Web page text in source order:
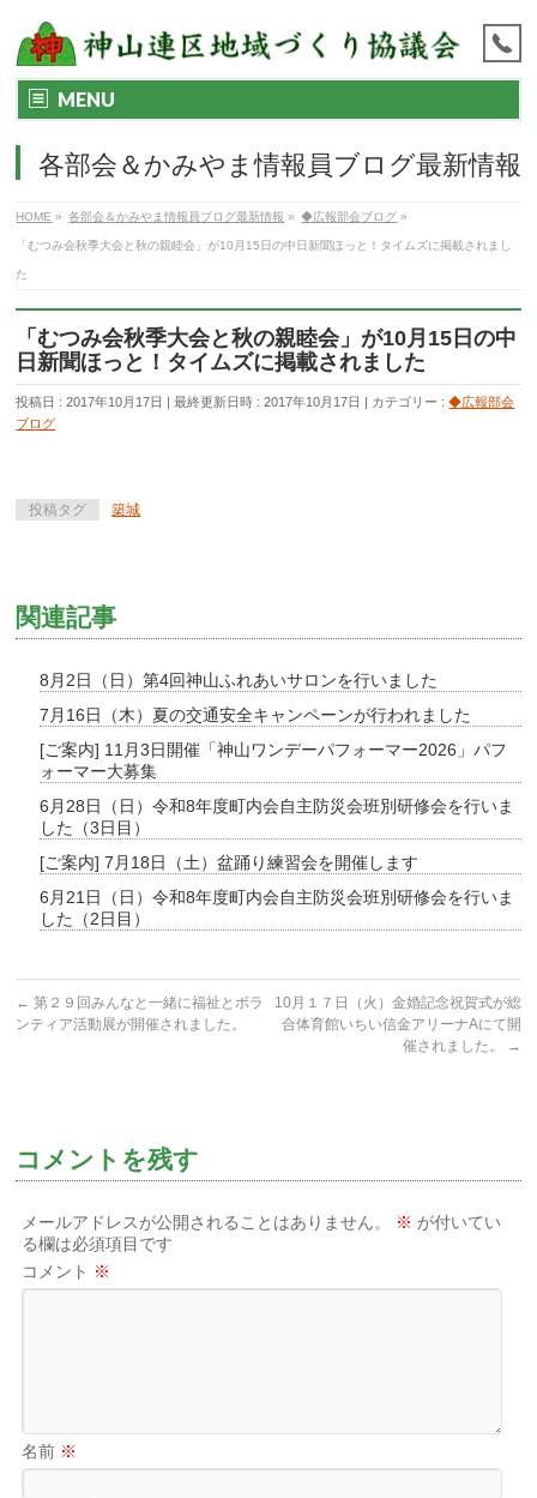
MENU
各部会＆かみやま情報員ブログ最新情報
HOME » 各部会＆かみやま情報員ブログ最新情報 » ◆広報部会ブログ »
「むつみ会秋季大会と秋の親睦会」が10月15日の中日新聞ほっと！タイムズに掲載されまし
た
「むつみ会秋季大会と秋の親睦会」が10月15日の中
日新聞ほっと！タイムズに掲載されました
投稿日 : 2017年10月17日 最終更新日時 : 2017年10月17日 カテゴリー :◆広報部会
ブログ
投稿タグ 築城
関連記事
8月2日（日）第4回神山ふれあいサロンを行いました
7月16日（木）夏の交通安全キャンペーンが行われました
[ご案内] 11月3日開催「神山ワンデーパフォーマー2026」パフ
ォーマー大募集
6月28日（日）令和8年度町内会自主防災会班別研修会を行いま
した（3日目）
[ご案内] 7月18日（土）盆踊り練習会を開催します
6月21日（日）令和8年度町内会自主防災会班別研修会を行いま
した（2日目）
← 第２９回みんなと一緒に福祉とボラ
ンティア活動展が開催されました。
10月１７日（火）金婚記念祝賀式が総
合体育館いちい信金アリーナAにて開
催されました。
→
コメントを残す
メールアドレスが公開されることはありません。 ※ が付いてい
る欄は必須項目です
コメント ※
名前 ※